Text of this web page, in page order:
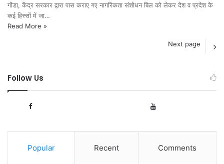
गोंडा, केंद्र सरकार द्वारा पास कराए गए नागरिकता संशोधन बिल को लेकर देश व प्रदेश के
कई हिस्सों में जा…
Read More »
Next page
Follow Us
Popular Recent Comments